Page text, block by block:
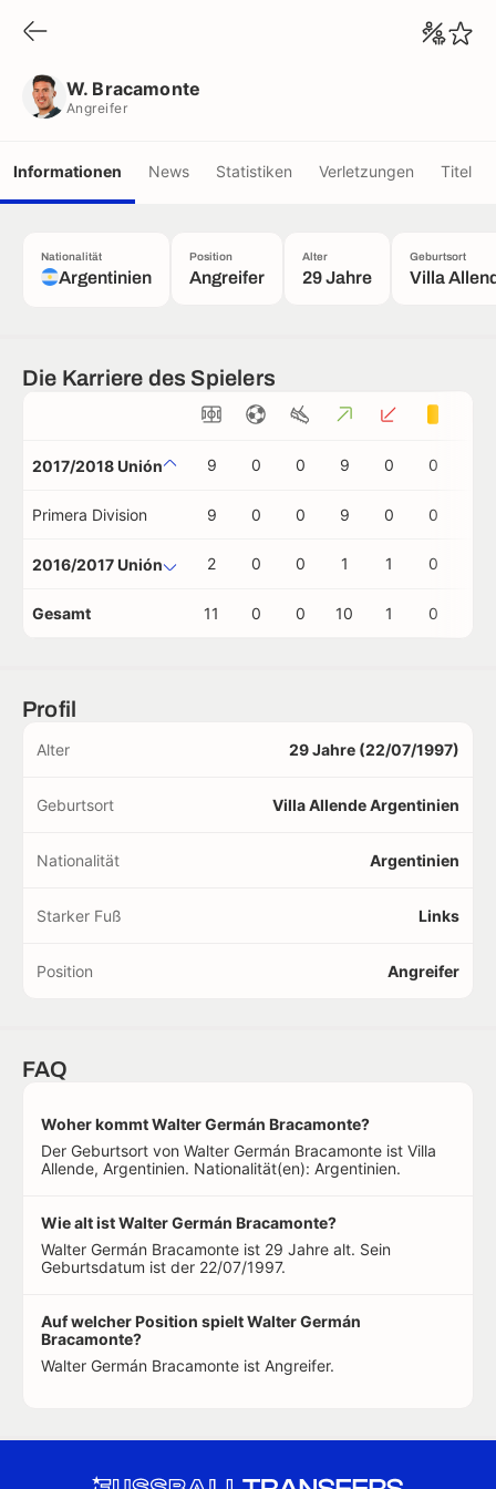
W. Bracamonte
Angreifer
Informationen News Statistiken Verletzungen Titel
Nationalität
Argentinien
Position
Angreifer
Alter
29 Jahre
Geburtsort
Villa
Die Karriere des Spielers
2017/2018 Unión 9 0 0 9 0 0
Primera Division 9 0 0 9 0 0
2016/2017 Unión 2 0 0 1 1 0
Gesamt 11 0 0 10 1 0
Profil
Alter 29 Jahre (22/07/1997)
Geburtsort Villa Allende Argentinien
Nationalität Argentinien
Starker Fuß Links
Position Angreifer
FAQ
Woher kommt Walter Germán Bracamonte?
Der Geburtsort von Walter Germán Bracamonte ist Villa
Allende, Argentinien. Nationalität(en): Argentinien.
Wie alt ist Walter Germán Bracamonte?
Walter Germán Bracamonte ist 29 Jahre alt. Sein
Geburtsdatum ist der 22/07/1997.
Auf welcher Position spielt Walter Germán
Bracamonte?
Walter Germán Bracamonte ist Angreifer.